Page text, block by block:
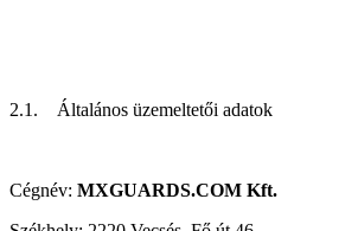
2.1. Általános üzemeltetői adatok
Cégnév: MXGUARDS.COM Kft.